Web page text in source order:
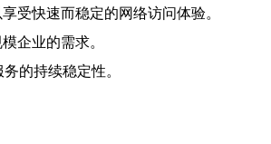
受快速而稳定的网络访问体验。
企业的需求。
的持续稳定性。